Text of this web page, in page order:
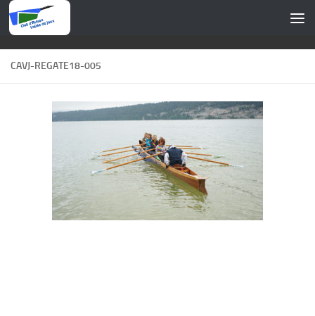
Skip to content
CAVJ-REGATE18-005